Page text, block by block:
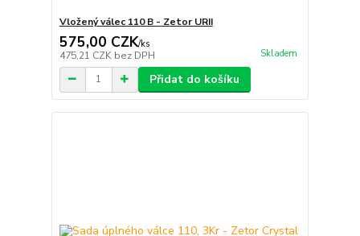
Vložený válec 110 B - Zetor URII
575,00 CZK/ks
475,21 CZK bez DPH Skladem
Přidat do košíku